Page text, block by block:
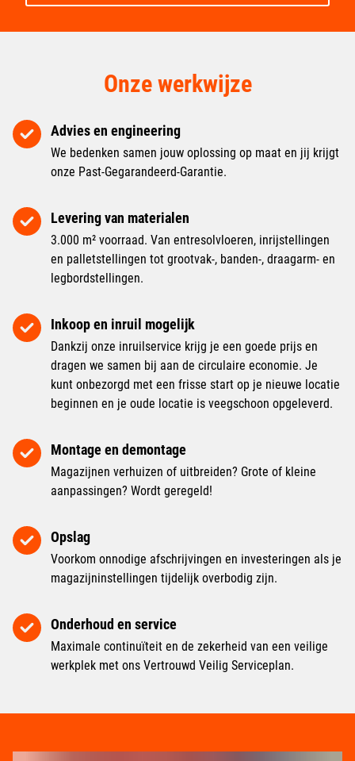
Onze werkwijze
Advies en engineering
We bedenken samen jouw oplossing op maat en jij krijgt
onze Past-Gegarandeerd-Garantie.
Levering van materialen
3.000 m² voorraad. Van entresolvloeren, inrijstellingen
en palletstellingen tot grootvak-, banden-, draagarm- en
legbordstellingen.
Inkoop en inruil mogelijk
Dankzij onze inruilservice krijg je een goede prijs en
dragen we samen bij aan de circulaire economie. Je
kunt onbezorgd met een frisse start op je nieuwe locatie
beginnen en je oude locatie is veegschoon opgeleverd.
Montage en demontage
Magazijnen verhuizen of uitbreiden? Grote of kleine
aanpassingen? Wordt geregeld!
Opslag
Voorkom onnodige afschrijvingen en investeringen als je
magazijninstellingen tijdelijk overbodig zijn.
Onderhoud en service
Maximale continuïteit en de zekerheid van een veilige
werkplek met ons Vertrouwd Veilig Serviceplan.